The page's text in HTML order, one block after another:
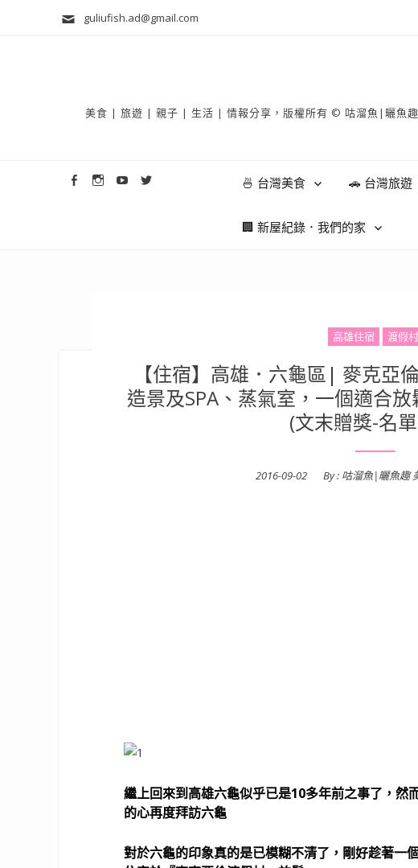
guliufish.ad@gmail.com
美食 | 旅遊 | 親子 | 生活 | 情報分享，版權所有 © 咕溜魚|曬魚趣
🍜 台灣美食 🚗 台灣旅遊
🏢 新屋紀錄．我們的家
高雄住宿 渡假村
【住宿】高雄．六龜區| 麥克亞
造景及SPA、蒸氣室，一個適合
(文末贈獎-名
Posted
2016-09-02 By : 咕溜魚|曬魚趣
繼上回來到高雄六龜似乎已是10多年前之事了，然
的心再度拜訪六龜
對於六龜的印象真的是已模糊不清了，剛好趁著一